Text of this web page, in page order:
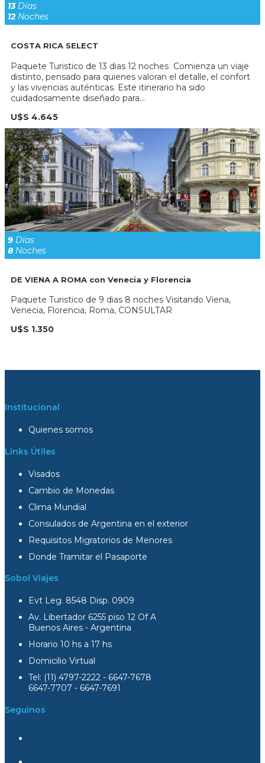
13Días
12Noches
COSTA RICA SELECT
Paquete Turistico de 13 dias 12 noches Comienza un viaje
distinto, pensado para quienes valoran el detalle, el confort
y las vivencias auténticas. Este itinerario ha sido
cuidadosamente diseñado para...
U$S 4.645
9 Días
8 Noches
DE VIENA A ROMA con Venecia y Florencia
Paquete Turistico de 9 dias 8 noches Visitando Viena,
Venecia, Florencia, Roma, CONSULTAR
U$S 1.350
Institucional
Quienes somos
Links Útiles
Visados
Cambio de Monedas
Clima Mundial
Consulados de Argentina en el exterior
Requisitos Migratorios de Menores
Donde Tramitar el Pasaporte
Sobol Viajes
Evt Leg. 8548 Disp. 0909
Av. Libertador 6255 piso 12 Of A
Buenos Aires - Argentina
Horario 10 hs a 17 hs
Domicilio Virtual
Tel: (11) 4797-2222 - 6647-7678
6647-7707 - 6647-7691
Seguinos